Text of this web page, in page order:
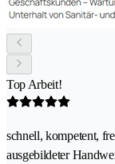
Top Arbeit!
schnell, kompetent,
ausgebildeter